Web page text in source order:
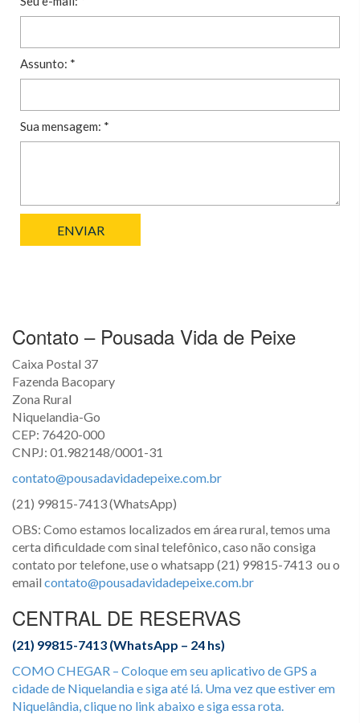
Assunto: *
Sua mensagem: *
Contato – Pousada Vida de Peixe
Caixa Postal 37
Fazenda Bacopary
Zona Rural
Niquelandia-Go
CEP: 76420-000
CNPJ: 01.982148/0001-31
contato@pousadavidadepeixe.com.br
(21) 99815-7413 (WhatsApp)
OBS: Como estamos localizados em área rural, temos uma
certa dificuldade com sinal telefônico, caso não consiga
contato por telefone, use o whatsapp (21) 99815-7413 ou o
email contato@pousadavidadepeixe.com.br
CENTRAL DE RESERVAS
(21) 99815-7413 (WhatsApp – 24 hs)
COMO CHEGAR – Coloque em seu aplicativo de GPS a
cidade de Niquelandia e siga até lá. Uma vez que estiver em
Niquelândia, clique no link abaixo e siga essa rota.